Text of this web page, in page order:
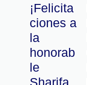
¡Felicita
ciones a
la
honorab
le
Sharifa